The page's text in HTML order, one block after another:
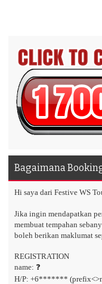
Bagaimana
Hi saya dari Festive WS
Jika ingin mendapatkan
membuat tempahan
boleh berikan maklumat
REGISTRATION
name: ❓
H/P: +6*******